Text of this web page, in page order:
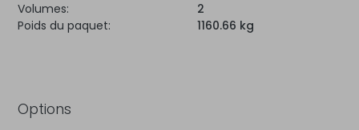
Volumes:
2
Poids du paquet:
1160.66 kg
Options